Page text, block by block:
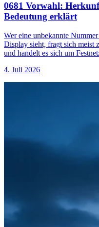
0681 Vorwahl:
Bedeutung erklärt
Wer eine unbekannte
Display sieht, fragt sich meist
und handelt es sich um
4. Juli 2026